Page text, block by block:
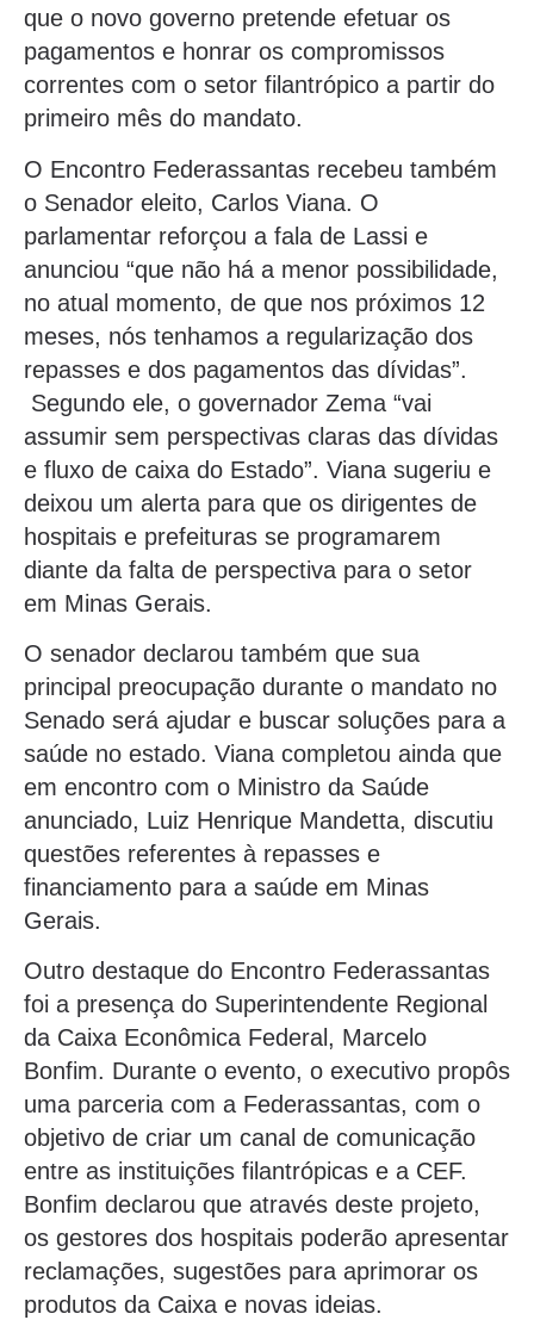
que o novo governo pretende efetuar os
pagamentos e honrar os compromissos
correntes com o setor filantrópico a partir do
primeiro mês do mandato.
O Encontro Federassantas recebeu também
o Senador eleito, Carlos Viana. O
parlamentar reforçou a fala de Lassi e
anunciou “que não há a menor possibilidade,
no atual momento, de que nos próximos 12
meses, nós tenhamos a regularização dos
repasses e dos pagamentos das dívidas”.
Segundo ele, o governador Zema “vai
assumir sem perspectivas claras das dívidas
e fluxo de caixa do Estado”. Viana sugeriu e
deixou um alerta para que os dirigentes de
hospitais e prefeituras se programarem
diante da falta de perspectiva para o setor
em Minas Gerais.
O senador declarou também que sua
principal preocupação durante o mandato no
Senado será ajudar e buscar soluções para a
saúde no estado. Viana completou ainda que
em encontro com o Ministro da Saúde
anunciado, Luiz Henrique Mandetta, discutiu
questões referentes à repasses e
financiamento para a saúde em Minas
Gerais.
Outro destaque do Encontro Federassantas
foi a presença do Superintendente Regional
da Caixa Econômica Federal, Marcelo
Bonfim. Durante o evento, o executivo propôs
uma parceria com a Federassantas, com o
objetivo de criar um canal de comunicação
entre as instituições filantrópicas e a CEF.
Bonfim declarou que através deste projeto,
os gestores dos hospitais poderão apresentar
reclamações, sugestões para aprimorar os
produtos da Caixa e novas ideias.